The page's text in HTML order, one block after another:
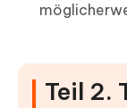
Teil 2.